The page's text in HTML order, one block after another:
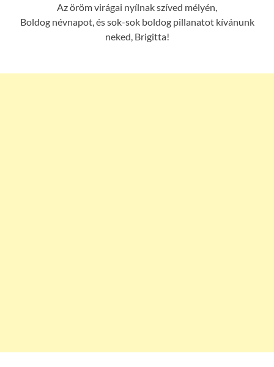
Az öröm virágai nyílnak szíved mélyén,
Boldog névnapot, és sok-sok boldog pillanatot kívánunk
neked, Brigitta!